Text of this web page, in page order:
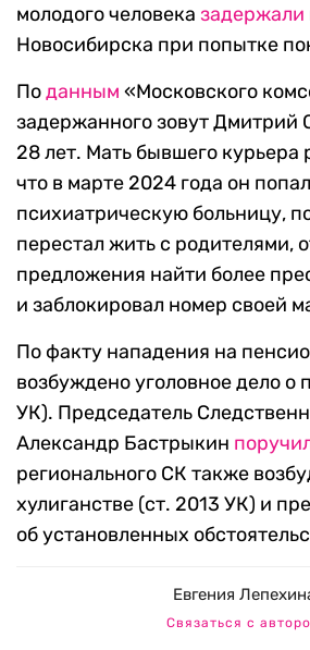
молодого человека задержали
Новосибирска при попытке
Поданным «Московского
задержанного зовут Дмитрий
28 лет. Мать бывшего курьера
что в марте 2024 года он
психиатрическую больницу,
перестал жить с родителями,
предложения найти более
и заблокировал номер своей
По факту нападения на
возбуждено уголовное дело о
УК). Председатель
Александр Бастрыкин
регионального СК также
хулиганстве (ст. 2013 УК) и
об установленных
Евгения
Связаться с